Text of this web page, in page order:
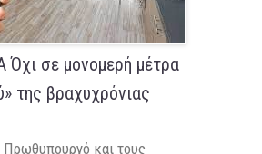
σε μονομερή μέτρα
της βραχυχρόνιας
Πρωθυπουργό και τους